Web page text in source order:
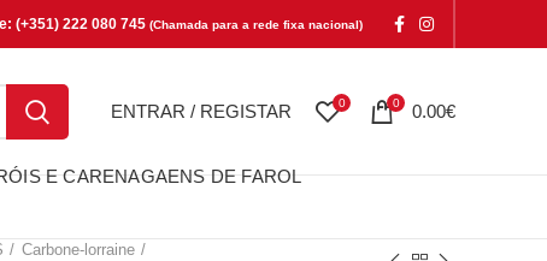
(+351) 222 080 745 (Chamada para a rede fixa nacional)
ENTRAR / REGISTAR 0 0 0.00€
E CARENAGAENS DE FAROL
Carbone-lorraine